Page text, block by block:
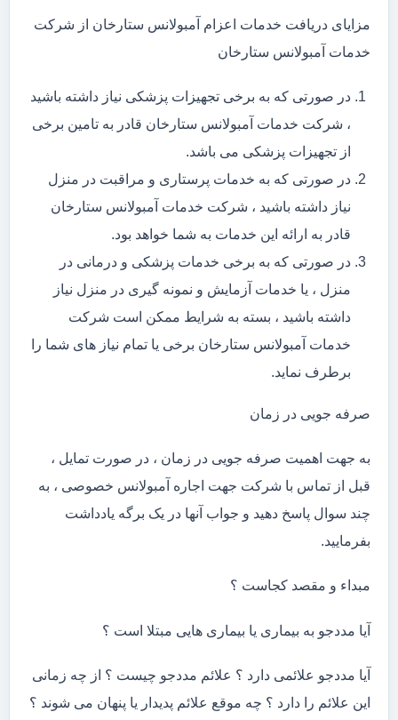
مزایای دریافت خدمات اعزام آمبولانس ستارخان از شرکت
خدمات آمبولانس ستارخان
در صورتی که به برخی تجهیزات پزشکی نیاز داشته باشید
، شرکت خدمات آمبولانس ستارخان قادر به تامین برخی
از تجهیزات پزشکی می باشد.
در صورتی که به خدمات پرستاری و مراقبت در منزل
نیاز داشته باشید ، شرکت خدمات آمبولانس ستارخان
قادر به ارائه این خدمات به شما خواهد بود.
در صورتی که به برخی خدمات پزشکی و درمانی در
منزل ، یا خدمات آزمایش و نمونه گیری در منزل نیاز
داشته باشید ، بسته به شرایط ممکن است شرکت
خدمات آمبولانس ستارخان برخی یا تمام نیاز های شما را
برطرف نماید.
صرفه جویی در زمان
به جهت اهمیت صرفه جویی در زمان ، در صورت تمایل ،
قبل از تماس با شرکت جهت اجاره آمبولانس خصوصی ، به
چند سوال پاسخ دهید و جواب آنها در یک برگه یادداشت
بفرمایید.
مبداء و مقصد کجاست ؟
آیا مددجو به بیماری یا بیماری هایی مبتلا است ؟
آیا مددجو علائمی دارد ؟ علائم مددجو چیست ؟ از چه زمانی
این علائم را دارد ؟ چه موقع علائم پدیدار یا پنهان می شوند ؟